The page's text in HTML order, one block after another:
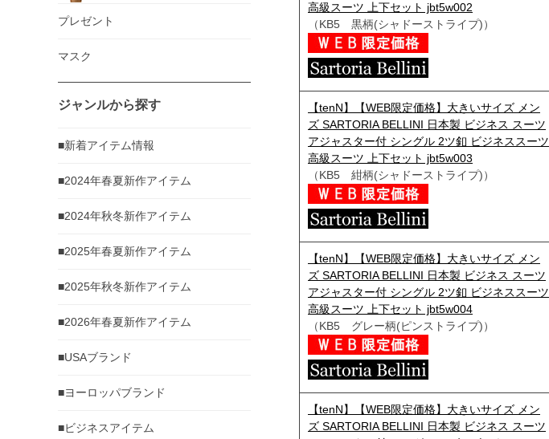
プレゼント
マスク
ジャンルから探す
■新着アイテム情報
■2024年春夏新作アイテム
■2024年秋冬新作アイテム
■2025年春夏新作アイテム
■2025年秋冬新作アイテム
■2026年春夏新作アイテム
■USAブランド
■ヨーロッパブランド
■ビジネスアイテム
高級スーツ 上下セット jbt5w002
（KB5 黒柄(シャドーストライプ)）
【tenN】【WEB限定価格】大きいサイズ メン
ズ SARTORIA BELLINI 日本製 ビジネス スーツ
アジャスター付 シングル 2ツ釦 ビジネススーツ
高級スーツ 上下セット jbt5w003
（KB5 紺柄(シャドーストライプ)）
【tenN】【WEB限定価格】大きいサイズ メン
ズ SARTORIA BELLINI 日本製 ビジネス スーツ
アジャスター付 シングル 2ツ釦 ビジネススーツ
高級スーツ 上下セット jbt5w004
（KB5 グレー柄(ピンストライプ)）
【tenN】【WEB限定価格】大きいサイズ メン
ズ SARTORIA BELLINI 日本製 ビジネス スーツ